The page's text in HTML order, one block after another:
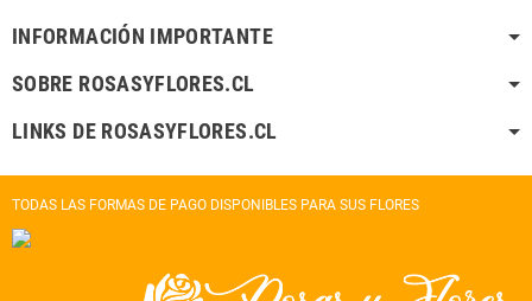
INFORMACIÓN IMPORTANTE
SOBRE ROSASYFLORES.CL
LINKS DE ROSASYFLORES.CL
TODAS LAS FORMAS DE PAGO DISPONIBLES PARA SUS FLORES